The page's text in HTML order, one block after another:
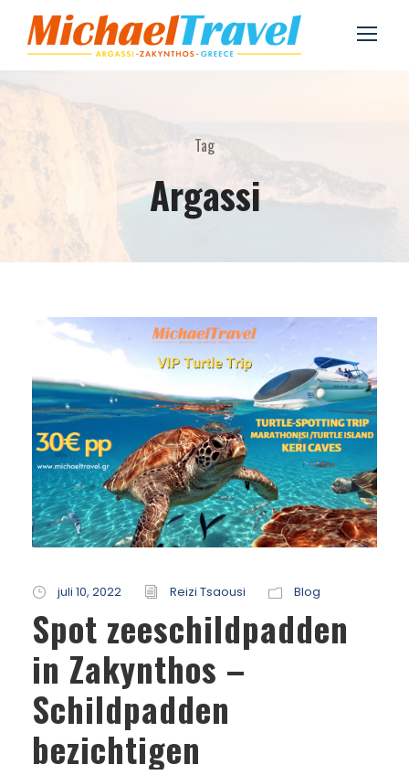
Tag
Argassi
juli 10, 2022 Reizi Tsaousi Blog
Spot zeeschildpadden
in Zakynthos –
Schildpadden
bezichtigen